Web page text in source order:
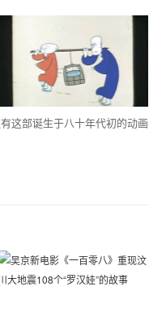
这部诞生于八十年代初的动画